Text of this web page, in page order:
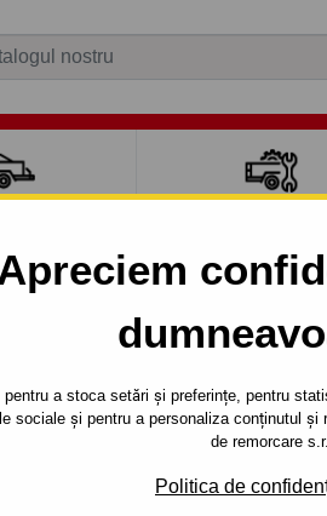
a stoca setări și preferințe, pentru
sociale și pentru a personaliza conținutul
de remorcare s.r.l
Politica de
2006 - 2013
11 ) - sistem demontabil automat cu